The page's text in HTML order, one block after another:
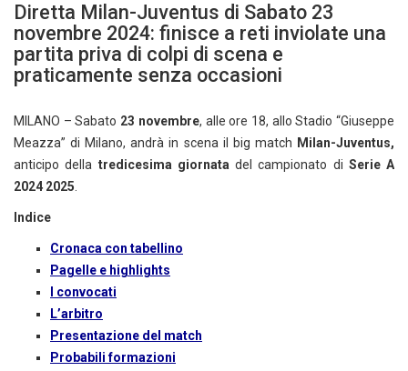
Diretta Milan-Juventus di Sabato 23
novembre 2024: finisce a reti inviolate una
partita priva di colpi di scena e
praticamente senza occasioni
MILANO – Sabato 23 novembre, alle ore 18, allo Stadio “Giuseppe
Meazza” di Milano, andrà in scena il big match Milan-Juventus,
anticipo della tredicesima giornatadel campionato di Serie A
2024 2025.
Indice
Cronaca con tabellino
Pagelle e highlights
I convocati
L’arbitro
Presentazione del match
Probabili formazioni